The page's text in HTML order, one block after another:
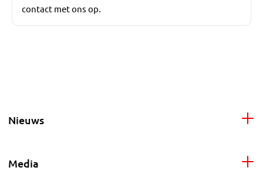
contact met ons op.
Nieuws
Media